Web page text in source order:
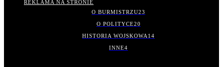
REKLAMA NA STRONIE
O BURMISTRZU23
O POLITYCE20
HISTORIA WOJSKOWA 14
INNE4